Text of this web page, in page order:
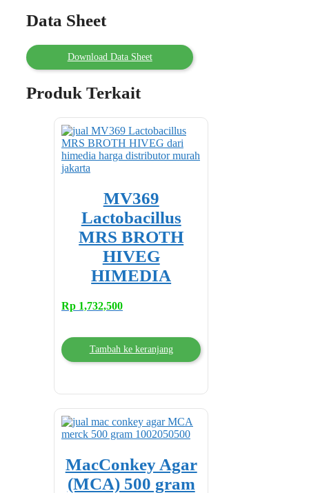
Data Sheet
Download Data Sheet
Produk Terkait
MV369
Lactobacillus
MRS BROTH
HIVEG
HIMEDIA
Rp 1,732,500
Tambah ke keranjang
MacConkey Agar
(MCA) 500 gram